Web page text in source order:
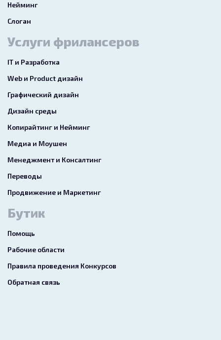
Нейминг
Слоган
Услуги фрилансеров
IT и Разработка
Web и Product дизайн
Графический дизайн
Дизайн среды
Копирайтинг и Нейминг
Медиа и Моушен
Менеджмент и Консалтинг
Переводы
Продвижение и Маркетинг
Бутик
Помощь
Рабочие области
Правила проведения Конкурсов
Обратная связь